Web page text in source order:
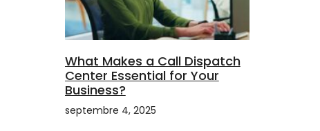
What Makes a Call Dispatch
Center Essential for Your
Business?
septembre 4, 2025